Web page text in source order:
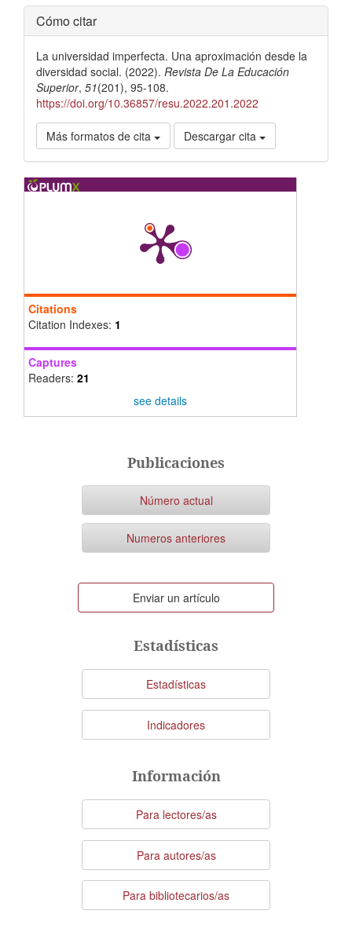
Detalles
del
artículo
Cómo citar
La universidad imperfecta. Una aproximación desde la
diversidad social. (2022). Revista De La Educación
Superior, 51(201), 95-108.
https://doi.org/10.36857/resu.2022.201.2022
Más formatos de cita Descargar cita
Citations
Citation Indexes: 1
Captures
Readers: 21
see details
Publicaciones
Número actual
Numeros anteriores
Enviar
un
artículo
Enviar un artículo
Estadísticas
Estadísticas
Indicadores
Información
Para lectores/as
Para autores/as
Para bibliotecarios/as